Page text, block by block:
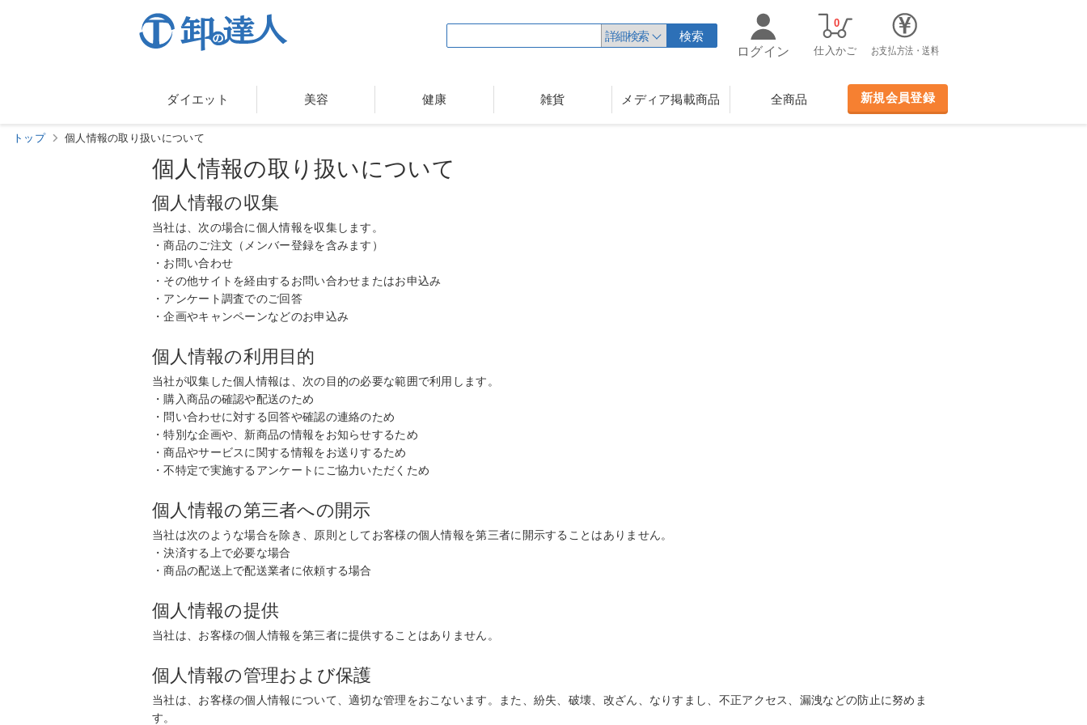
詳細検索
検索
ログイン
仕入かご
0
お支払方法・送料
ダイエット 美容 健康 雑貨 メディア掲載商品 全商品 新規会員登録
トップ 個人情報の取り扱いについて
個人情報の取り扱いについて
個人情報の収集
当社は、次の場合に個人情報を収集します。
・商品のご注文（メンバー登録を含みます）
・お問い合わせ
・その他サイトを経由するお問い合わせまたはお申込み
・アンケート調査でのご回答
・企画やキャンペーンなどのお申込み
個人情報の利用目的
当社が収集した個人情報は、次の目的の必要な範囲で利用します。
・購入商品の確認や配送のため
・問い合わせに対する回答や確認の連絡のため
・特別な企画や、新商品の情報をお知らせするため
・商品やサービスに関する情報をお送りするため
・不特定で実施するアンケートにご協力いただくため
個人情報の第三者への開示
当社は次のような場合を除き、原則としてお客様の個人情報を第三者に開示することはありません。
・決済する上で必要な場合
・商品の配送上で配送業者に依頼する場合
個人情報の提供
当社は、お客様の個人情報を第三者に提供することはありません。
個人情報の管理および保護
当社は、お客様の個人情報について、適切な管理をおこないます。また、紛失、破壊、改ざん、なりすまし、不正アクセス、漏洩などの防止に努めま
す。